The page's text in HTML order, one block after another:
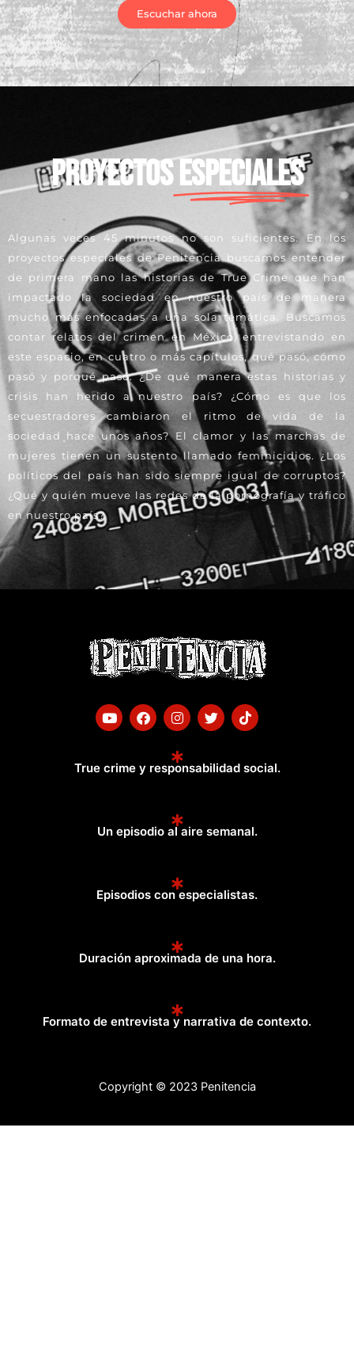
Escuchar ahora
Proyectosespeciales
Algunas veces 45 minutos no son suficientes. En los
proyectos especiales de Penitencia buscamos entender
de primera mano las historias de True Crime que han
impactado la sociedad en nuestro país de manera
mucho más enfocadas a una sola temática. Buscamos
contar relatos del crimen en México, entrevistando en
este espacio, en cuatro o más capítulos, qué pasó, cómo
pasó y porqué pasó. ¿De qué manera estas historias y
crisis han herido a nuestro país? ¿Cómo es que los
secuestradores cambiaron el ritmo de vida de la
sociedad hace unos años? El clamor y las marchas de
mujeres tienen un sustento llamado feminicidios. ¿Los
políticos del país han sido siempre igual de corruptos?
¿Qué y quién mueve las redes de la pornografía y tráfico
en nuestro país?
Y
o
u
b
F
a
b
o
I
n
t
a
g
m
T
w
t
e
T
i
o
k
True crime y responsabilidad social.
Un episodio al aire semanal.
Episodios con especialistas.
Duración aproximada de una hora.
Formato de entrevista y narrativa de contexto.
Copyright © 2023 Penitencia